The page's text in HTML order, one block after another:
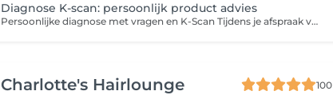
Diagnose K-scan: persoonlijk product advies
Persoonlijke diagnose met vragen en K-Scan Tijdens je afspraak voert de kapper een hoofdhuidanalyse uit met de K-Scan. Deze geavanceerde scanner maakt beelden die we vergelijken met meer dan 12.000 andere beelden via AI. Zo stellen we een nauwkeurige diagnose op maat. Dankzij drie verschillende belichtingen toont de K-Scan wat je met het blote oog niet kunt zien. Op basis van deze analyse stellen we een gepersonaliseerde verzorgingsroutine voor zowel voor thuisgebruik als voor extra behandelingen in het salon. Je kan deze diagnose combineren met een andere boeking of gebruiken als los advies voor je dagelijkse routine. Bij aankoop van twee producten vervalt de kost van €15 voor de analyse
Charlotte's Hairlounge
100